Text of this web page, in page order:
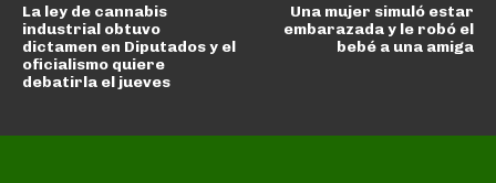
La ley de cannabis
industrial obtuvo
dictamen en Diputados y el
oficialismo quiere
debatirla el jueves
Una mujer simuló estar
embarazada y le robó el
bebé a una amiga